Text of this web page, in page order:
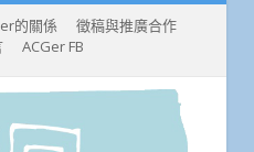
的關係
徵稿與推廣合作
ACGer FB